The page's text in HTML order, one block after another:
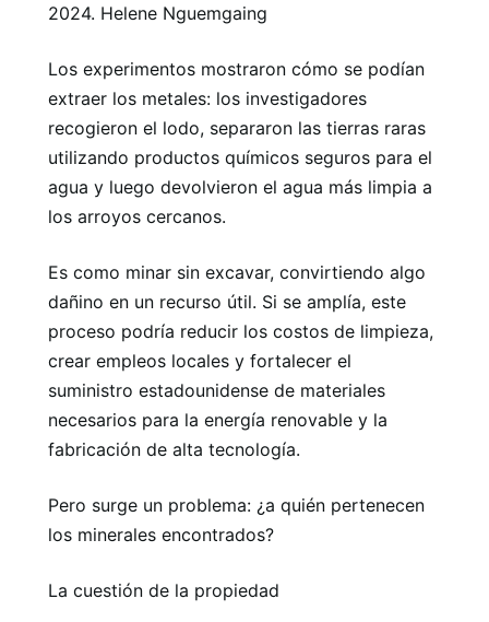
2024. Helene Nguemgaing
Los experimentos mostraron cómo se podían
extraer los metales: los investigadores
recogieron el lodo, separaron las tierras raras
utilizando productos químicos seguros para el
agua y luego devolvieron el agua más limpia a
los arroyos cercanos.
Es como minar sin excavar, convirtiendo algo
dañino en un recurso útil. Si se amplía, este
proceso podría reducir los costos de limpieza,
crear empleos locales y fortalecer el
suministro estadounidense de materiales
necesarios para la energía renovable y la
fabricación de alta tecnología.
Pero surge un problema: ¿a quién pertenecen
los minerales encontrados?
La cuestión de la propiedad